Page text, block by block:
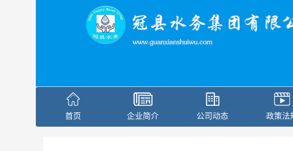
首页 企业简介 公司动态 政策法